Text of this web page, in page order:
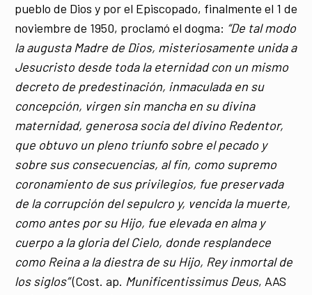
pueblo de Dios y por el Episcopado, finalmente el 1 de
noviembre de 1950, proclamó el dogma: “De tal modo
la augusta Madre de Dios, misteriosamente unida a
Jesucristo desde toda la eternidad con un mismo
decreto de predestinación, inmaculada en su
concepción, virgen sin mancha en su divina
maternidad, generosa socia del divino Redentor,
que obtuvo un pleno triunfo sobre el pecado y
sobre sus consecuencias, al fin, como supremo
coronamiento de sus privilegios, fue preservada
de la corrupción del sepulcro y, vencida la muerte,
como antes por su Hijo, fue elevada en alma y
cuerpo a la gloria del Cielo, donde resplandece
como Reina a la diestra de su Hijo, Rey inmortal de
los siglos”(Cost. ap. Munificentissimus Deus, AAS